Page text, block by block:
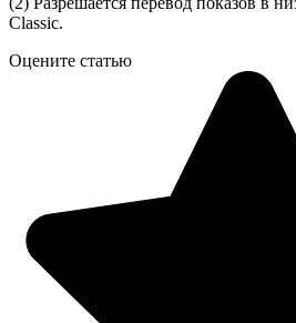
Classic.
Оцените статью